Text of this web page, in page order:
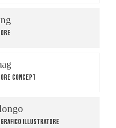
Concept
Grafico Illustratore